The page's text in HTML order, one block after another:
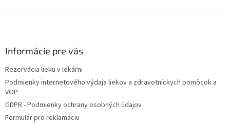
Informácie pre vás
Rezervácia lieku v lekárni
Podmienky internetového výdaja liekov a zdravotníckych pomôcok a
VOP
GDPR - Podmienky ochrany osobných údajov
Formulár pre reklamáciu